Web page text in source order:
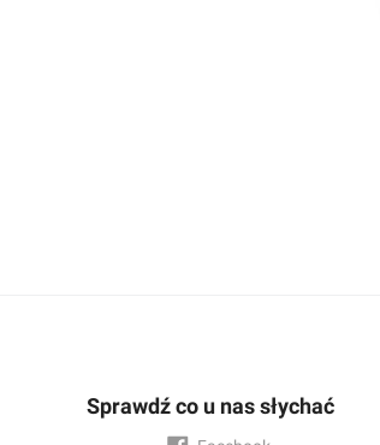
Sprawdź co u nas słychać